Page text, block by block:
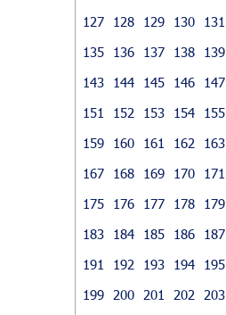
127
128 129 130 131
135
136 137 138 139
143
144 145 146 147
151
152 153 154 155
159
160 161 162 163
167
168 169 170 171
175
176 177 178 179
183
184 185 186 187
191
192 193 194 195
199
200 201 202 203